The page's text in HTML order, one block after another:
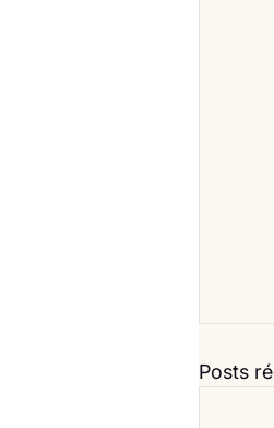
Posts